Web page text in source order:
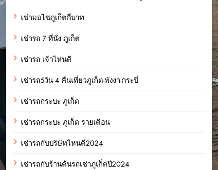
เช่ามอไซภูเก็ตกี่บาท
เช่ารถ 7 ที่นั่ง ภูเก็ต
เช่ารถ เจ้าไหนดี
เช่ารถ5วัน 4 คืนเที่ยวภูเก็ต-พังงา-กระบี่
เช่ารถกระบะ ภูเก็ต
เช่ารถกระบะ ภูเก็ต รายเดือน
เช่ารถกับบริษัทไหนดี2024
เช่ารถกับร้านต้นรถเช่าภูเก็ตปี2024